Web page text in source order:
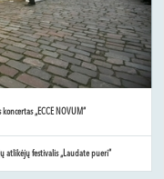
koncertas „ECCE NOVUM“
atlikėjų festivalis „Laudate pueri“